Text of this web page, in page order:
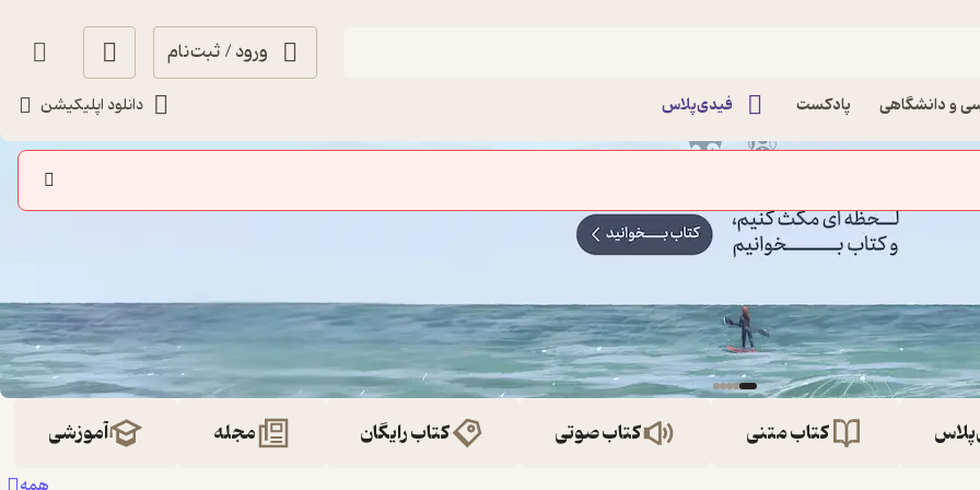
ورود / ثبت‌نام
و دانشگاهی پادکست فیدی‌پلاس دانلود اپلیکیشن
کتاب متنی کتاب صوتی کتاب رایگان مجله آموزشی